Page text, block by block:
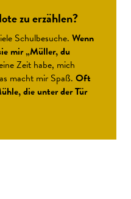
zu erzählen?
Schulbesuche. Wenn
mir „Müller, du
Zeit habe, mich
macht mir Spaß. Oft
die unter der Tür